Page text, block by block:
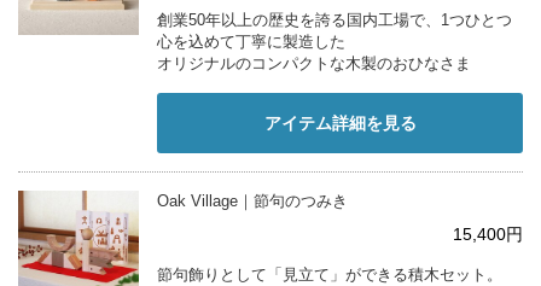
創業50年以上の歴史を誇る国内工場で、1つひとつ
心を込めて丁寧に製造した
オリジナルのコンパクトな木製のおひなさま
アイテム詳細を見る
Oak Village｜節句のつみき
15,400円
節句飾りとして「見立て」ができる積木セット。